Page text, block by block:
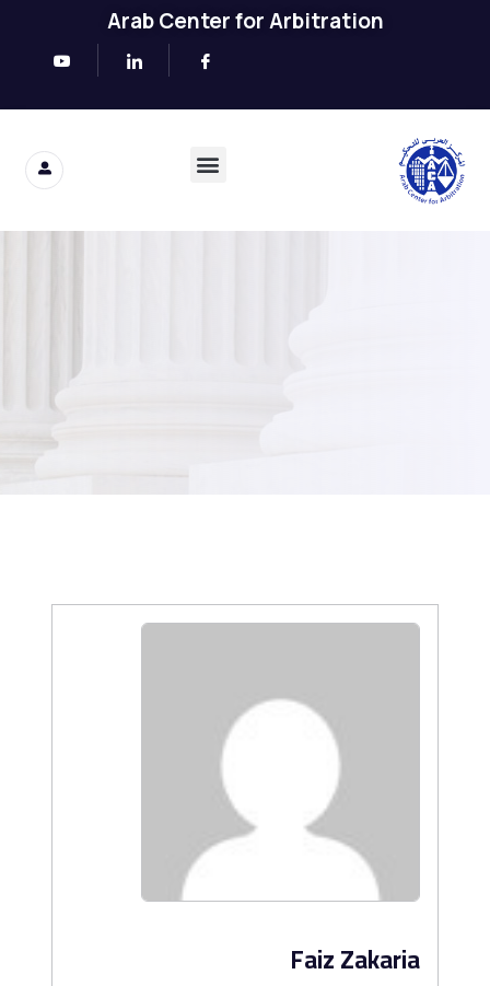
Arab Center for Arbitration
Faiz Zakaria